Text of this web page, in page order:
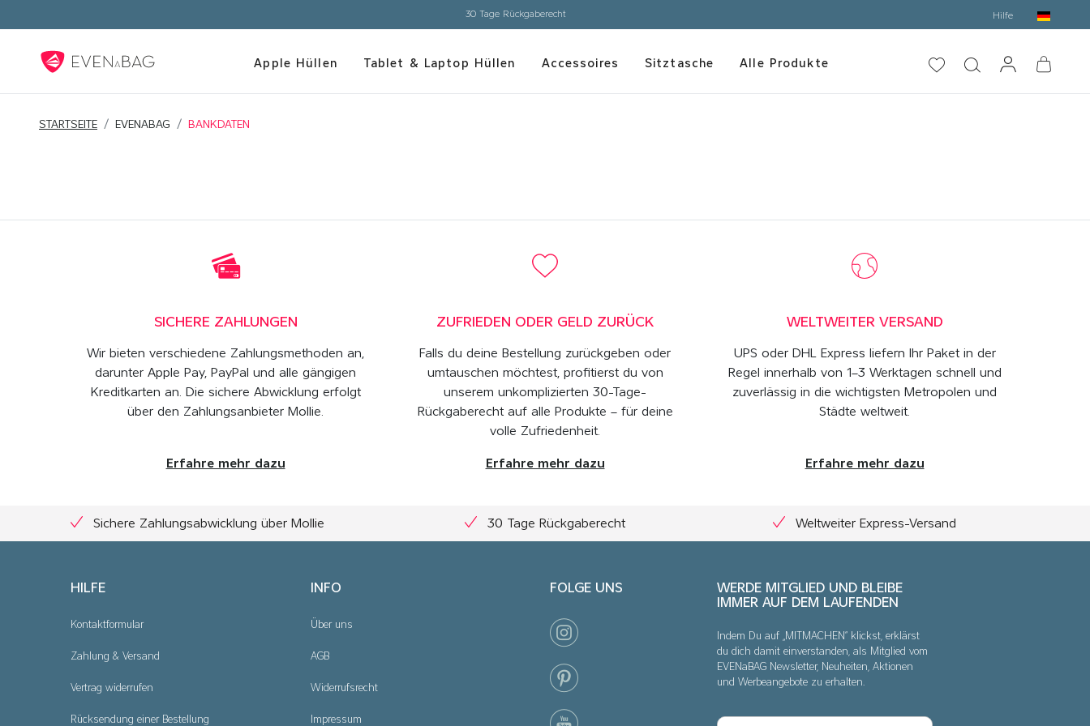
30 Tage Rückgaberecht Hilfe
Apple Hüllen Tablet & Laptop Hüllen Accessoires Sitztasche Alle Produkte
STARTSEITE EVENABAG BANKDATEN
SICHERE ZAHLUNGEN
Wir bieten verschiedene Zahlungsmethoden an,
darunter Apple Pay, PayPal und alle gängigen
Kreditkarten an. Die sichere Abwicklung erfolgt
über den Zahlungsanbieter Mollie.
Erfahre mehr dazu
ZUFRIEDEN ODER GELD ZURÜCK
Falls du deine Bestellung zurückgeben oder
umtauschen möchtest, profitierst du von
unserem unkomplizierten 30-Tage-
Rückgaberecht auf alle Produkte – für deine
volle Zufriedenheit.
Erfahre mehr dazu
WELTWEITER VERSAND
UPS oder DHL Express liefern Ihr Paket in der
Regel innerhalb von 1–3 Werktagen schnell und
zuverlässig in die wichtigsten Metropolen und
Städte weltweit.
Erfahre mehr dazu
Sichere Zahlungsabwicklung über Mollie 30 Tage Rückgaberecht Weltweiter Express-Versand
HILFE
Kontaktformular
Zahlung & Versand
Vertrag widerrufen
Rücksendung einer Bestellung
INFO
Über uns
AGB
Widerrufsrecht
Impressum
WERDE MITGLIED UND BLEIBE
IMMER AUF DEM LAUFENDEN
Indem Du auf „MITMACHEN“ klickst, erklärst
du dich damit einverstanden, als Mitglied vom
EVENaBAG Newsletter, Neuheiten, Aktionen
und Werbeangebote zu erhalten.
FOLGE UNS